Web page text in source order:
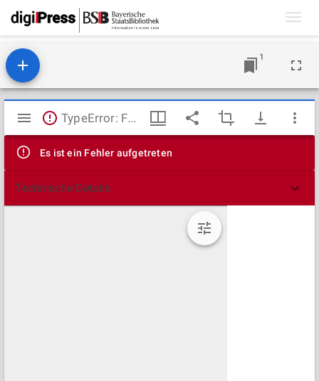
1
Mirador
Viewer
TypeError: Failed to fetch
Es ist ein Fehler aufgetreten
Technische Details